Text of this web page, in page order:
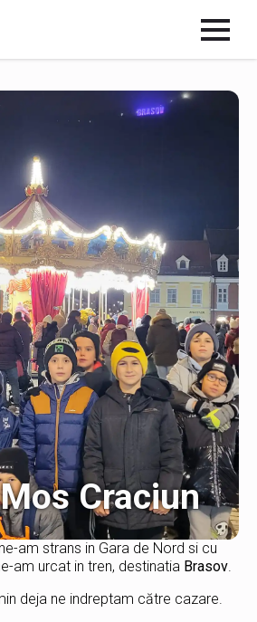
Craciun
am strans in Gara de Nord si cu
am urcat in tren, destinatia Brasov.
deja ne indreptam către cazare.